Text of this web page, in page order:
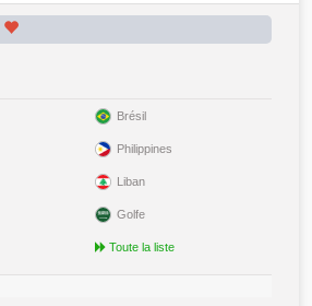
Brésil
Philippines
Liban
Golfe
Toute la liste